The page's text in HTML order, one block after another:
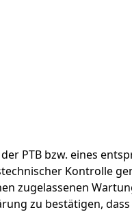
der PTB bzw. eines
Kontrolle
zugelassenen
zu bestätigen, dass